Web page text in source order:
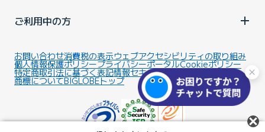
ご利用中の方
お問い合わせ消費税の表示ウェブアクセシビリティの取り組み
個人情報保護ポリシープライバシーポータルCookieポリシー
特定商取引法に基づく表記情報セキュリティ基本方針
商標についてBIGLOBEトップ